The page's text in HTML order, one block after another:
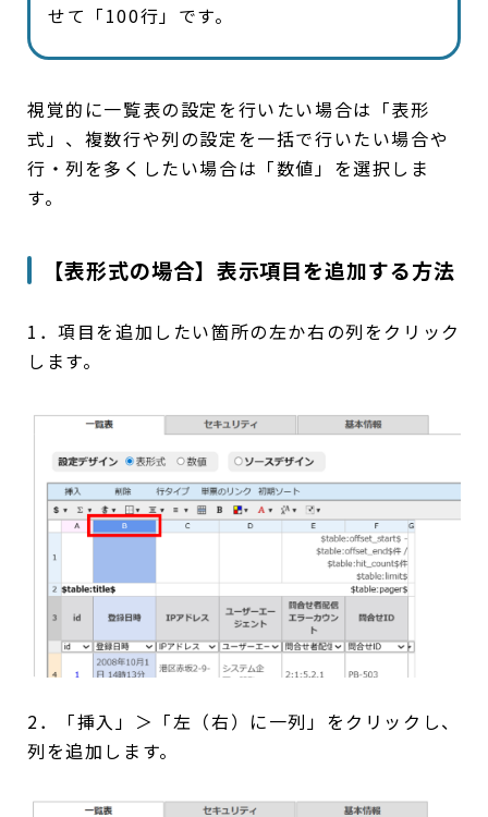
せて「100行」です。
視覚的に一覧表の設定を行いたい場合は「表形
式」、複数行や列の設定を一括で行いたい場合や
行・列を多くしたい場合は「数値」を選択しま
す。
【表形式の場合】表示項目を追加する方法
1．項目を追加したい箇所の左か右の列をクリック
します。
2．「挿入」＞「左（右）に一列」をクリックし、
列を追加します。